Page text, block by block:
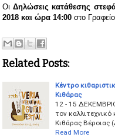
Οι Δηλώσεις κατάθεσης
2018 και ώρα 14:00στο
Related Posts:
Κέντρο
Κιθάρας
12 - 15
τον
Κιθάρας Βέροιας
Read More